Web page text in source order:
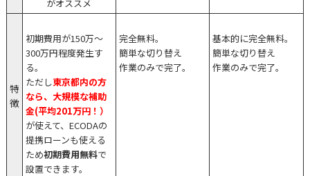
がオススメ
特
徴
初期費用が150万〜
300万円程度発生す
る。
ただし東京都内の方
なら、大規模な補助
金(平均201万円！）
が使えて、ECODAの
提携ローンも使える
ため初期費用無料で
設置できます。
完全無料。
簡単な切り替え
作業のみで完了。
基本的に完全無料。
簡単な切り替え
作業のみで完了。